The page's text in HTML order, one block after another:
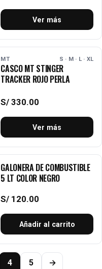
Ver más
AGOTADO
MT S · M · L · XL
CASCO MT STINGER
TRACKER ROJO PERLA
S/ 330.00
Ver más
GALONERA DE COMBUSTIBLE
5 LT COLOR NEGRO
S/ 120.00
Añadir al carrito
4 5 →